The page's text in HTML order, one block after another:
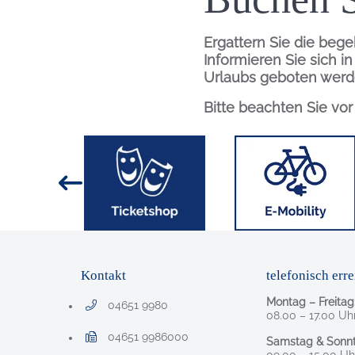
Ergattern Sie die
Informieren Sie sich
Urlaubs geboten
Bitte beachten Sie
Inhalt
Bild
Kontakt
04651 9980
Telefonnummer: 0 4 6 5 1 9 9 8 0
04651 9986000
Faxnummer: 0 4 6 5 1 9 9 8 6 0 0 0
telefonisch
Montag –
08.00 – 17.00
Samstag &